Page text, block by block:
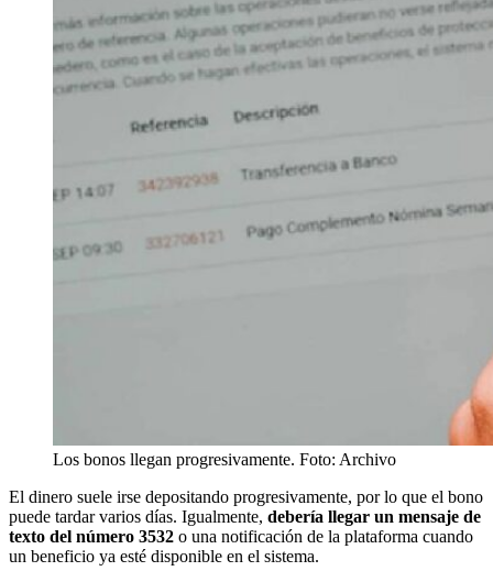
Los bonos llegan progresivamente. Foto: Archivo
El dinero suele irse depositando progresivamente, por lo que el bono
puede tardar varios días. Igualmente, debería llegar un mensaje de
texto del número 3532 o una notificación de la plataforma cuando
un beneficio ya esté disponible en el sistema.